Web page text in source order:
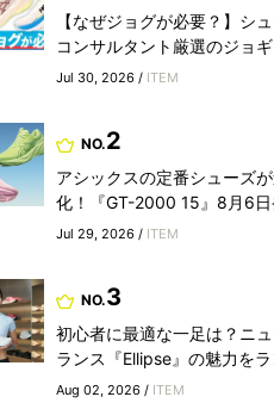
【なぜジョグが必要？】シ
コンサルタント厳選のジョ
Jul 30, 2026 / ITEM
NO.2
アシックスの定番シューズ
化！『GT-2000 15』8月6日
Jul 29, 2026 / ITEM
NO.3
初心者に最適な一足は？ニ
ランス『Ellipse』の魅力を
Aug 02, 2026 / ITEM